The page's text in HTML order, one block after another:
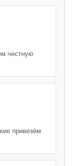
честную
привезём